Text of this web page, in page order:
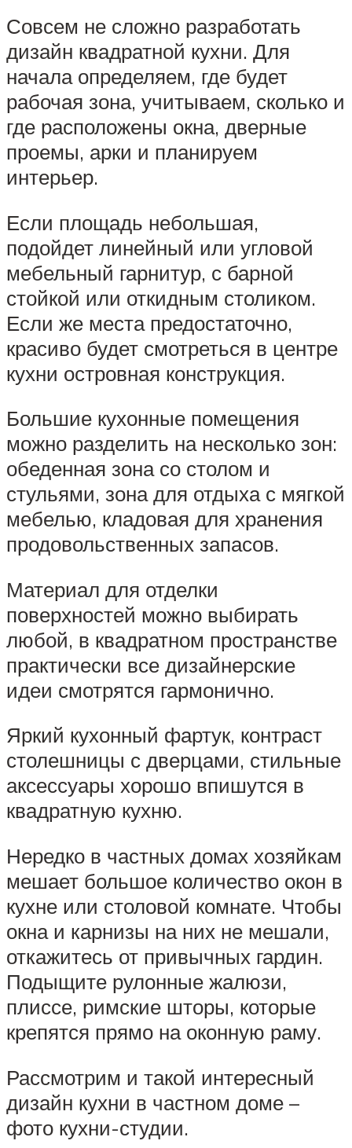
Совсем не сложно разработать
дизайн квадратной кухни. Для
начала определяем, где будет
рабочая зона, учитываем, сколько и
где расположены окна, дверные
проемы, арки и планируем
интерьер.
Если площадь небольшая,
подойдет линейный или угловой
мебельный гарнитур, с барной
стойкой или откидным столиком.
Если же места предостаточно,
красиво будет смотреться в центре
кухни островная конструкция.
Большие кухонные помещения
можно разделить на несколько зон:
обеденная зона со столом и
стульями, зона для отдыха с мягкой
мебелью, кладовая для хранения
продовольственных запасов.
Материал для отделки
поверхностей можно выбирать
любой, в квадратном пространстве
практически все дизайнерские
идеи смотрятся гармонично.
Яркий кухонный фартук, контраст
столешницы с дверцами, стильные
аксессуары хорошо впишутся в
квадратную кухню.
Нередко в частных домах хозяйкам
мешает большое количество окон в
кухне или столовой комнате. Чтобы
окна и карнизы на них не мешали,
откажитесь от привычных гардин.
Подыщите рулонные жалюзи,
плиссе, римские шторы, которые
крепятся прямо на оконную раму.
Рассмотрим и такой интересный
дизайн кухни в частном доме –
фото кухни-студии.